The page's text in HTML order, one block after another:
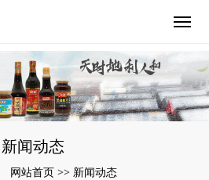
新闻动态
网站首页 >> 新闻动态